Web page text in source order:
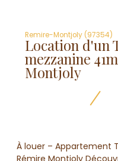
Remire-Montjoly (97354)
Location d'un
mezzanine
Montjoly
À louer – Appartement
Rémire Montjoly